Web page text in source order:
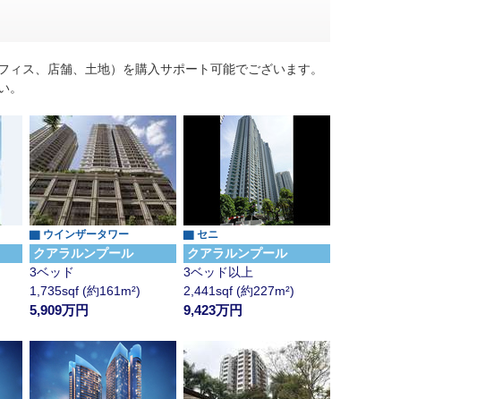
ス、店舗、土地）を購入サポート可能でございます。
。
▇ ウインザータワー
クアラルンプール
3ベッド
1,735sqf (約161m²)
5,909万円
▇ セニ
クアラルンプール
3ベッド以上
2,441sqf (約227m²)
9,423万円